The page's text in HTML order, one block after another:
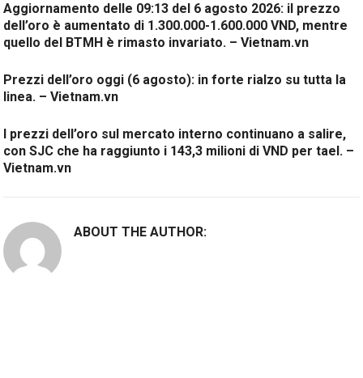
Aggiornamento delle 09:13 del 6 agosto 2026: il prezzo
dell’oro è aumentato di 1.300.000-1.600.000 VND, mentre
quello del BTMH è rimasto invariato. – Vietnam.vn
Prezzi dell’oro oggi (6 agosto): in forte rialzo su tutta la
linea. – Vietnam.vn
I prezzi dell’oro sul mercato interno continuano a salire,
con SJC che ha raggiunto i 143,3 milioni di VND per tael. –
Vietnam.vn
ABOUT THE AUTHOR: